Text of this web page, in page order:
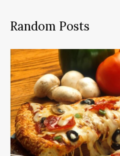
Random Posts